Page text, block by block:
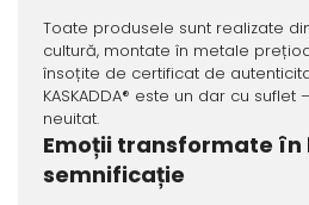
Toate produsele sunt realizate
cultură, montate în metale
însoțite de certificat de
KASKADDA® este un dar cu
neuitat.
Emoții transformate în
semnificație